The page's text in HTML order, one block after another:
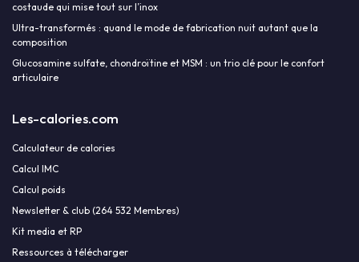
costaude qui mise tout sur l’inox
Ultra-transformés : quand le mode de fabrication nuit autant que la
composition
Glucosamine sulfate, chondroïtine et MSM : un trio clé pour le confort
articulaire
Les-calories.com
Calculateur de calories
Calcul IMC
Calcul poids
Newsletter & club (264 532 Membres)
Kit media et RP
Ressources à télécharger